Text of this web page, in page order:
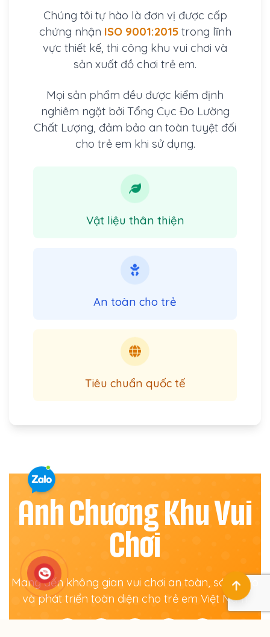
Chúng tôi tự hào là đơn vị được cấp
chứng nhận ISO 9001:2015trong lĩnh
vực thiết kế, thi công khu vui chơi và
sản xuất đồ chơi trẻ em.
Mọi sản phẩm đều được kiểm định
nghiêm ngặt bởi Tổng Cục Đo Lường
Chất Lượng, đảm bảo an toàn tuyệt đối
cho trẻ em khi sử dụng.
Vật liệu thân thiện
An toàn cho trẻ
Tiêu chuẩn quốc tế
Anh Chương Khu Vui
Chơi
Mang đến không gian vui chơi an toàn, sáng tạo
và phát triển toàn diện cho trẻ em Việt Nam